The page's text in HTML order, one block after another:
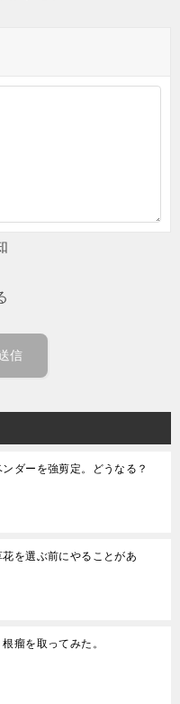
ダーを強剪定。どうなる？
を選ぶ前にやることがあ
瘤を取ってみた。